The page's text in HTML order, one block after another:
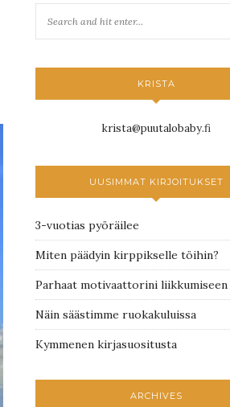
KRISTA
krista@puutalobaby.fi
UUSIMMAT KIRJOITUKSET
3-vuotias pyöräilee
Miten päädyin kirppikselle töihin?
Parhaat motivaattorini liikkumiseen
Näin säästimme ruokakuluissa
Kymmenen kirjasuositusta
ARCHIVES